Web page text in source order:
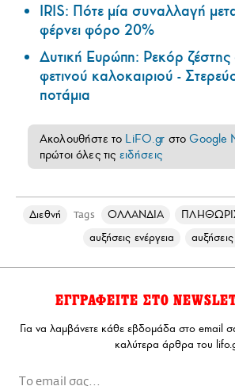
IRIS: Πότε μία συναλλαγή
φέρνει φόρο 20%
Δυτική Ευρώπη: Ρεκόρ
φετινού καλοκαιριού -
ποτάμια
Ακολουθήστε το LiFO.gr στοGoogle
πρώτοι όλες τις ειδήσεις
Διεθνή Tags ΟΛΛΑΝΔΙΑ
αυξήσεις ενέργεια
ΕΓΓΡΑΦΕΙΤΕ ΣΤΟ
Για να λαμβάνετε κάθε εβδομάδα στο email
καλύτερα άρθρα του